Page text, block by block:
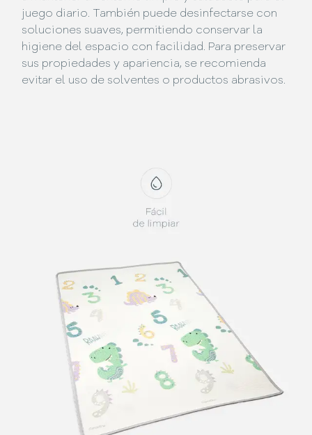
juego diario. También puede desinfectarse con
soluciones suaves, permitiendo conservar la
higiene del espacio con facilidad. Para preservar
sus propiedades y apariencia, se recomienda
evitar el uso de solventes o productos abrasivos.